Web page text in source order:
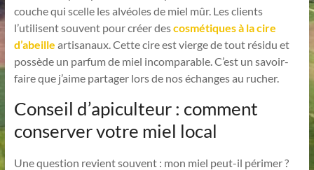
couche qui scelle les alvéoles de miel mûr. Les clients
l’utilisent souvent pour créer descosmétiques à la cire
d’abeille artisanaux. Cette cire est vierge de tout résidu et
possède un parfum de miel incomparable. C’est un savoir-
faire que j’aime partager lors de nos échanges au rucher.
Conseil d’apiculteur : comment
conserver votre miel local
Une question revient souvent : mon miel peut-il périmer ?